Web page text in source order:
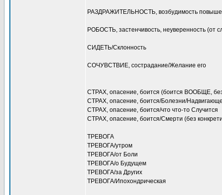
РАЗДРАЖИТЕЛЬНОСТЬ, возбудимость
РОБОСТЬ, застенчивость, неуверенность (от
СИДЕТЬ/Склонность
СОЧУВСТВИЕ, сострадание/Желание его
СТРАХ, опасение, боится (боится ВООБЩЕ, без
СТРАХ, опасение, боится/Болезни/
СТРАХ, опасение, боится/что что-то Случится
СТРАХ, опасение, боится/Смерти (без
ТРЕВОГА
ТРЕВОГА/утром
ТРЕВОГА/от Боли
ТРЕВОГА/о Будущем
ТРЕВОГА/за Других
ТРЕВОГА/Ипохондрическая